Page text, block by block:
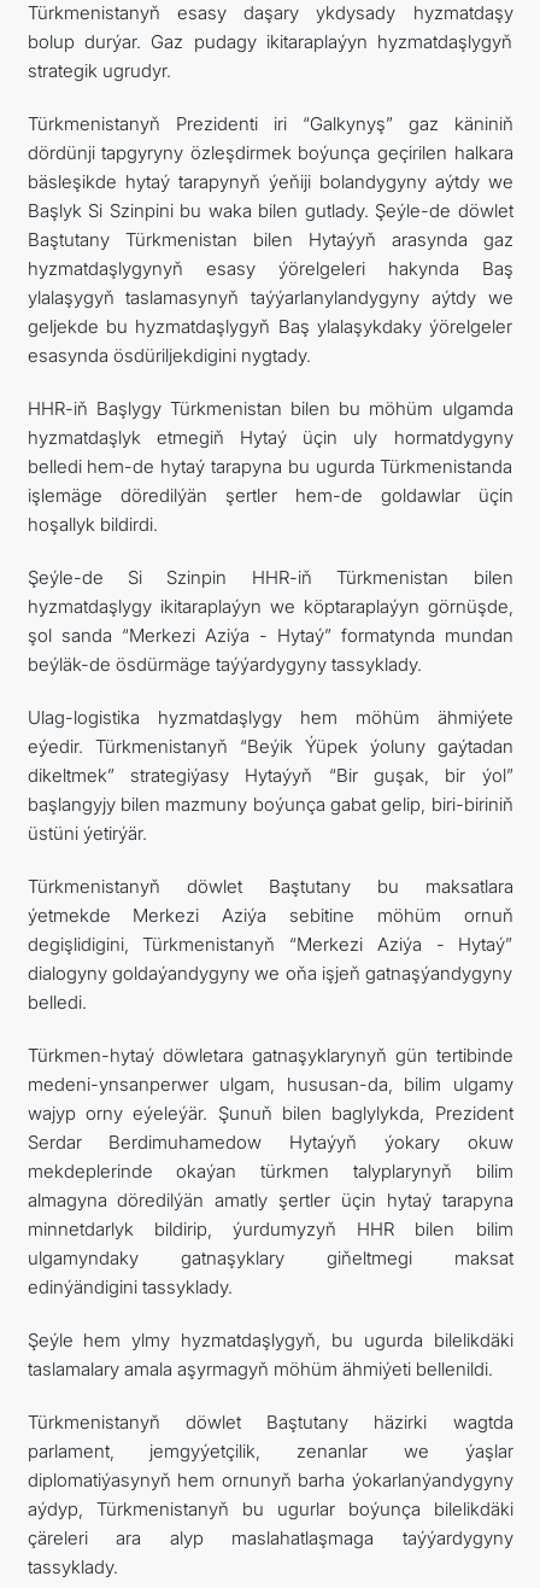
Türkmenistanyň esasy daşary ykdysady hyzmatdaşy
bolup durýar. Gaz pudagy ikitaraplaýyn hyzmatdaşlygyň
strategik ugrudyr.
Türkmenistanyň Prezidenti iri “Galkynyş” gaz käniniň
dördünji tapgyryny özleşdirmek boýunça geçirilen halkara
bäsleşikde hytaý tarapynyň ýeňiji bolandygyny aýtdy we
Başlyk Si Szinpini bu waka bilen gutlady. Şeýle-de döwlet
Baştutany Türkmenistan bilen Hytaýyň arasynda gaz
hyzmatdaşlygynyň esasy ýörelgeleri hakynda Baş
ylalaşygyň taslamasynyň taýýarlanylandygyny aýtdy we
geljekde bu hyzmatdaşlygyň Baş ylalaşykdaky ýörelgeler
esasynda ösdüriljekdigini nygtady.
HHR-iň Başlygy Türkmenistan bilen bu möhüm ulgamda
hyzmatdaşlyk etmegiň Hytaý üçin uly hormatdygyny
belledi hem-de hytaý tarapyna bu ugurda Türkmenistanda
işlemäge döredilýän şertler hem-de goldawlar üçin
hoşallyk bildirdi.
Şeýle-de Si Szinpin HHR-iň Türkmenistan bilen
hyzmatdaşlygy ikitaraplaýyn we köptaraplaýyn görnüşde,
şol sanda “Merkezi Aziýa - Hytaý” formatynda mundan
beýläk-de ösdürmäge taýýardygyny tassyklady.
Ulag-logistika hyzmatdaşlygy hem möhüm ähmiýete
eýedir. Türkmenistanyň “Beýik Ýüpek ýoluny gaýtadan
dikeltmek” strategiýasy Hytaýyň “Bir guşak, bir ýol”
başlangyjy bilen mazmuny boýunça gabat gelip, biri-biriniň
üstüni ýetirýär.
Türkmenistanyň döwlet Baştutany bu maksatlara
ýetmekde Merkezi Aziýa sebitine möhüm ornuň
degişlidigini, Türkmenistanyň “Merkezi Aziýa - Hytaý”
dialogyny goldaýandygyny we oňa işjeň gatnaşýandygyny
belledi.
Türkmen-hytaý döwletara gatnaşyklarynyň gün tertibinde
medeni-ynsanperwer ulgam, hususan-da, bilim ulgamy
wajyp orny eýeleýär. Şunuň bilen baglylykda, Prezident
Serdar Berdimuhamedow Hytaýyň ýokary okuw
mekdeplerinde okaýan türkmen talyplarynyň bilim
almagyna döredilýän amatly şertler üçin hytaý tarapyna
minnetdarlyk bildirip, ýurdumyzyň HHR bilen bilim
ulgamyndaky gatnaşyklary giňeltmegi maksat
edinýändigini tassyklady.
Şeýle hem ylmy hyzmatdaşlygyň, bu ugurda bilelikdäki
taslamalary amala aşyrmagyň möhüm ähmiýeti bellenildi.
Türkmenistanyň döwlet Baştutany häzirki wagtda
parlament, jemgyýetçilik, zenanlar we ýaşlar
diplomatiýasynyň hem ornunyň barha ýokarlanýandygyny
aýdyp, Türkmenistanyň bu ugurlar boýunça bilelikdäki
çäreleri ara alyp maslahatlaşmaga taýýardygyny
tassyklady.